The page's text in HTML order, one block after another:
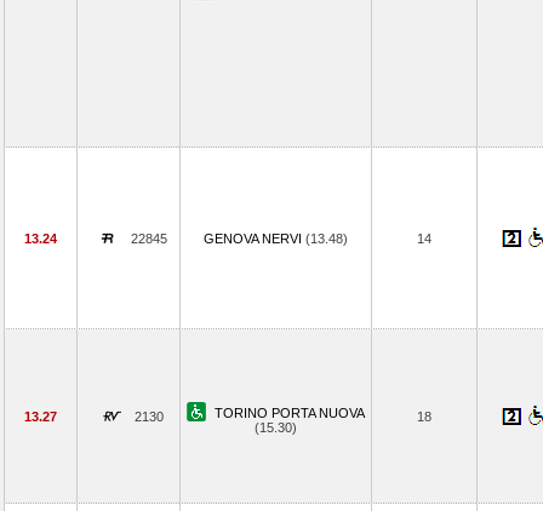
13.24 22845 GENOVA NERVI (13.48) 14
13.27 2130
TORINO PORTA NUOVA
(15.30)
18